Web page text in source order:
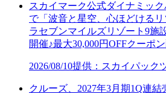
スカイマーク公式ダイナミック
で「波音と星空、心ほどける
ラセブンマイルズリゾート9施
開催♪最大30,000円OFFクーポ
2026/08/10提供：スカイパック
クルーズ、2027年3月期1Q連